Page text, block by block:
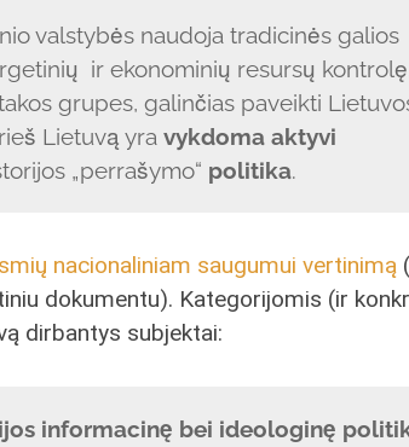
valstybės naudoja tradicinės galios
ir ekonominių resursų
grupes, galinčias paveikti
Lietuvą yra vykdoma aktyvi
„perrašymo“ politika.
nacionaliniam saugumui vertinimą
dokumentu). Kategorijomis (ir
dirbantys subjektai:
informacinę bei ideologinę